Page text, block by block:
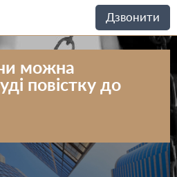
Дзвонити
можна
повістку до